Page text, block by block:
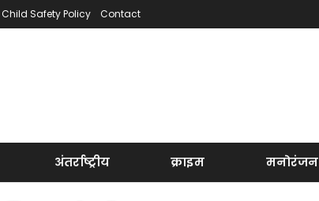
Child Safety Policy Contact
अंतर्राष्ट्रीय क्राइम मनोरंजन